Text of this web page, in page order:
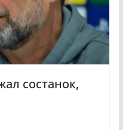
состанок,